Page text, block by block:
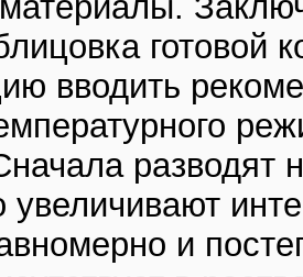
готовой
вводить
разводят
увеличивают
и